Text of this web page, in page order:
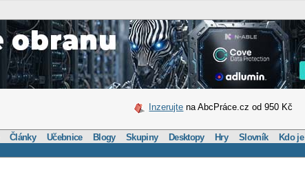
Inzerujte na AbcPráce.cz od 950 Kč
Články Učebnice Blogy Skupiny Desktopy Hry Slovník Kdo je